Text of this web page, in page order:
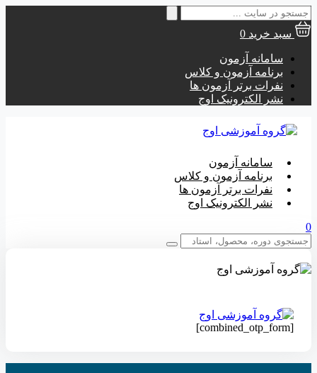
جستجو
برای:
سبد خرید 0
سامانه آزمون
برنامه آزمون و کلاس
نفرات برتر آزمون ها
نشر الکترونیک اوج
سامانه آزمون
برنامه آزمون و کلاس
نفرات برتر آزمون ها
نشر الکترونیک اوج
0
[combined_otp_form]